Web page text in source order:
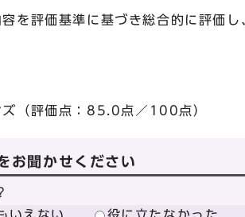
評価基準に基づき総合的に評価し
（評価点：85.0点／100点）
お聞かせください